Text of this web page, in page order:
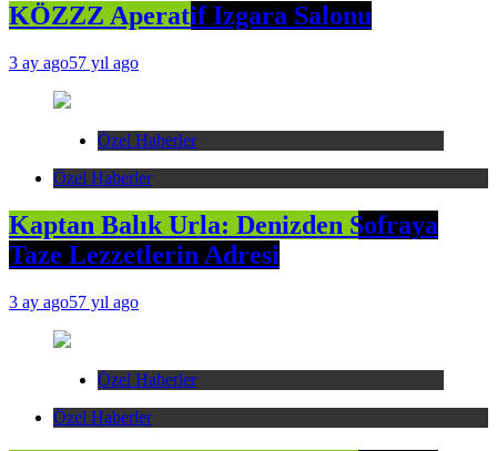
KÖZZZ Aperatif Izgara Salonu
3 ay ago57 yıl ago
Özel Haberler
Özel Haberler
Kaptan Balık Urla: Denizden Sofraya
Taze Lezzetlerin Adresi
3 ay ago57 yıl ago
Özel Haberler
Özel Haberler